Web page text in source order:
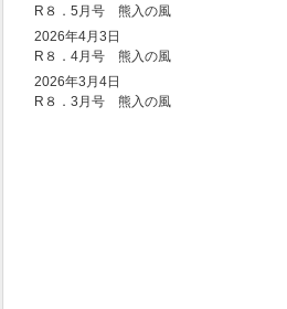
R８．5月号 熊入の風
2026年4月3日
R８．4月号 熊入の風
2026年3月4日
R８．3月号 熊入の風